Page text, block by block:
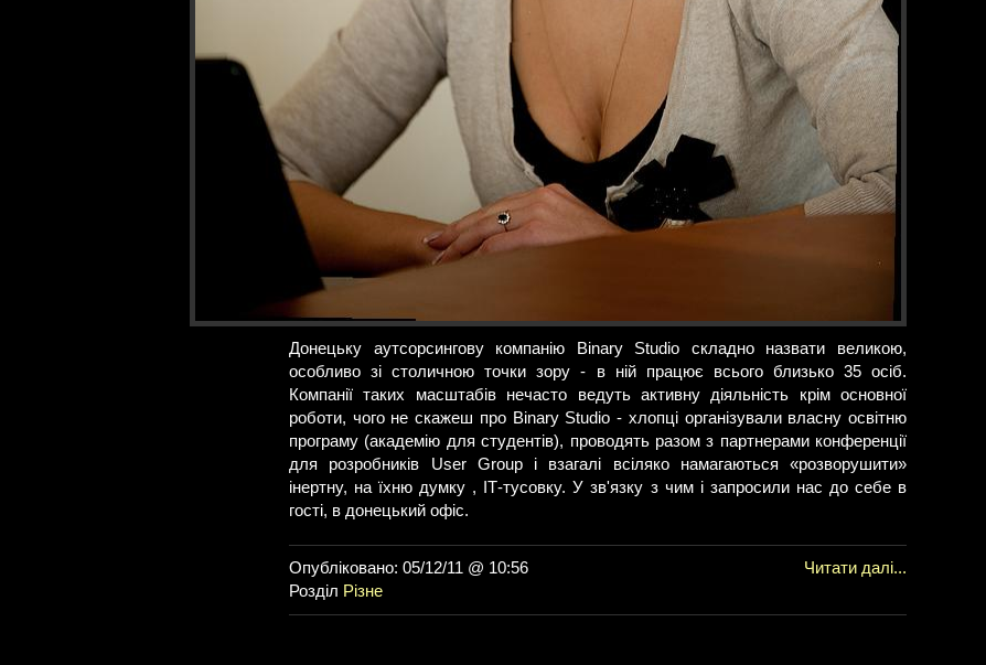
Донецьку аутсорсингову компанію Binary Studio складно назвати великою,
особливо зі столичною точки зору - в ній працює всього близько 35 осіб.
Компанії таких масштабів нечасто ведуть активну діяльність крім основної
роботи, чого не скажеш про Binary Studio - хлопці організували власну освітню
програму (академію для студентів), проводять разом з партнерами конференції
для розробників User Group і взагалі всіляко намагаються «розворушити»
інертну, на їхню думку , ІТ-тусовку. У зв'язку з чим і запросили нас до себе в
гості, в донецький офіс.
Опубліковано: 05/12/11 @ 10:56
Розділ Різне
Читати далі...